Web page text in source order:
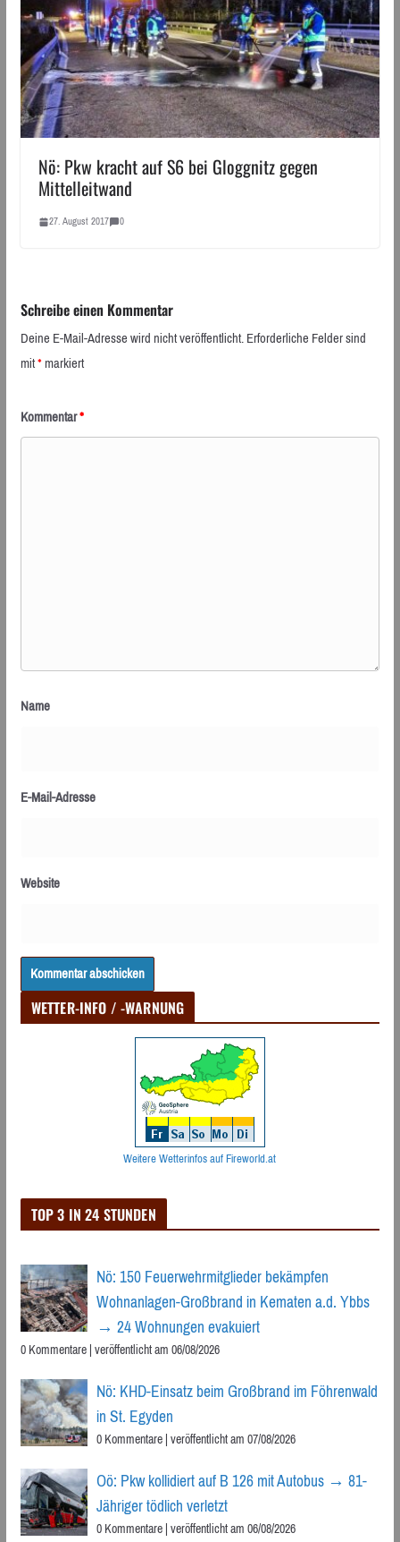
Nö: Pkw kracht auf S6 bei Gloggnitz gegen
Mittelleitwand
27. August 2017 0
Schreibe einen Kommentar
Deine E-Mail-Adresse wird nicht veröffentlicht.Erforderliche Felder sind
mit*markiert
Kommentar*
Name
E-Mail-Adresse
Website
WETTER-INFO / -WARNUNG
Weitere Wetterinfos auf Fireworld.at
TOP 3 IN 24 STUNDEN
Nö: 150 Feuerwehrmitglieder bekämpfen
Wohnanlagen-Großbrand in Kematen a.d. Ybbs
→ 24 Wohnungen evakuiert
0 Kommentare|veröffentlicht am 06/08/2026
Nö: KHD-Einsatz beim Großbrand im Föhrenwald
in St. Egyden
0 Kommentare|veröffentlicht am 07/08/2026
Oö: Pkw kollidiert auf B 126 mit Autobus → 81-
Jähriger tödlich verletzt
0 Kommentare|veröffentlicht am 06/08/2026